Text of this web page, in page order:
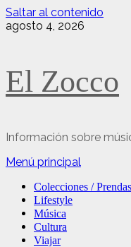
Saltar al contenido
agosto 4, 2026
El Zocco
Información sobre
Menú principal
Colecciones / Prendas
Lifestyle
Música
Cultura
Viajar